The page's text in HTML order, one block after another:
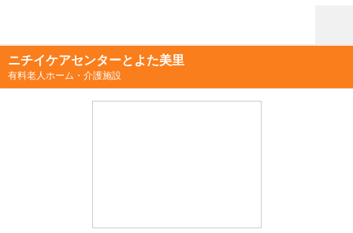
ニチイケアセンターとよた美里
有料老人ホーム・介護施設